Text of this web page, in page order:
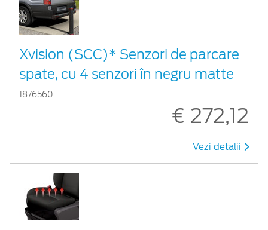
Xvision (SCC)* Senzori de parcare
spate, cu 4 senzori în negru matte
1876560
€ 272,12
Vezi detalii